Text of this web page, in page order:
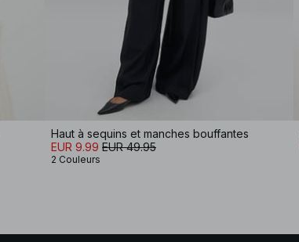
Haut à sequins et manches bouffantes
EUR 9.99 EUR 49.95
2 Couleurs